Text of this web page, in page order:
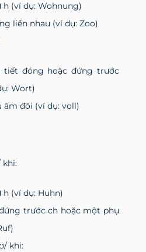
(ví dụ: Wohnung)
liền nhau (ví dụ: Zoo)
tiết đóng hoặc đứng trước
Wort)
đôi (ví dụ: voll)
khi:
(ví dụ: Huhn)
trước ch hoặc một phụ
khi: